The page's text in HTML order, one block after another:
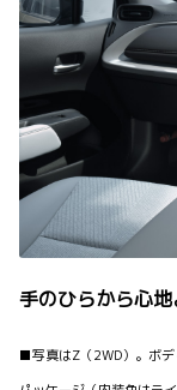
手のひらから心地
■写真はZ（2WD）。ボ